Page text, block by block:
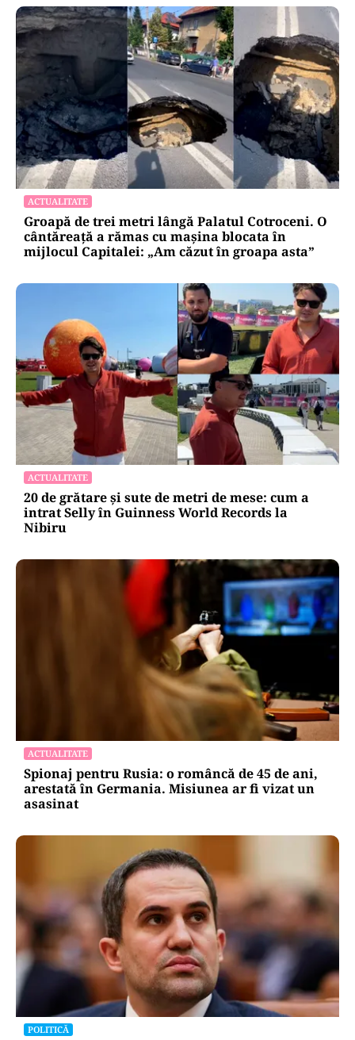
ACTUALITATE
Groapă de trei metri lângă Palatul Cotroceni. O
cântăreață a rămas cu mașina blocata în
mijlocul Capitalei: „Am căzut în groapa asta”
ACTUALITATE
20 de grătare și sute de metri de mese: cum a
intrat Selly în Guinness World Records la
Nibiru
ACTUALITATE
Spionaj pentru Rusia: o româncă de 45 de ani,
arestată în Germania. Misiunea ar fi vizat un
asasinat
POLITICĂ